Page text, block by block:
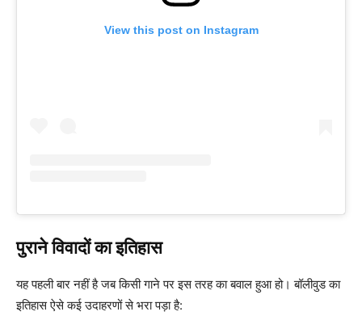
View this post on Instagram
पुराने विवादों का इतिहास
यह पहली बार नहीं है जब किसी गाने पर इस तरह का बवाल हुआ हो। बॉलीवुड का
इतिहास ऐसे कई उदाहरणों से भरा पड़ा है: